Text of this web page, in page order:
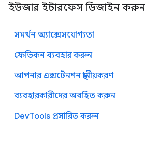
ইউজার ইন্টারফেস ডিজাইন করুন
সমর্থন অ্যাক্সেসযোগ্যতা
ফেভিকন ব্যবহার করুন
আপনার এক্সটেনশন স্থানীয়করণ
ব্যবহারকারীদের অবহিত করুন
DevTools প্রসারিত করুন